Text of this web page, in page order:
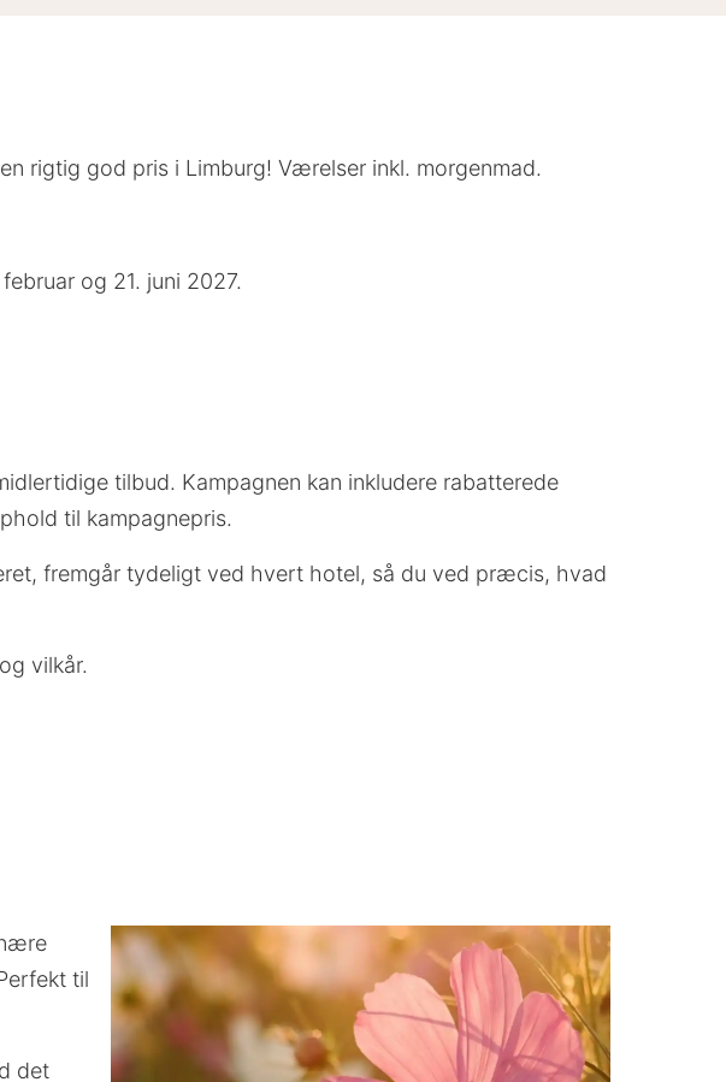
rigtig god pris i Limburg! Værelser inkl. morgenmad.
og 21. juni 2027.
tilbud. Kampagnen kan inkludere rabatterede
til kampagnepris.
fremgår tydeligt ved hvert hotel, så du ved præcis, hvad
vilkår.
til
det